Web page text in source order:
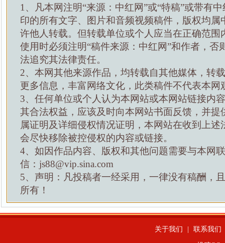
1、凡本网注明“来源：中红网”或“特稿”或带有
印的所有文字、图片和音频视频稿件，版权均属
许他人转载。但转载单位或个人应当在正确范围
使用时必须注明“稿件来源：中红网”和作者，否
法追究其法律责任。
2、本网其他来源作品，均转载自其他媒体，转
更多信息，丰富网络文化，此类稿件不代表本网
3、任何单位或个人认为本网站或本网站链接内
其合法权益，应该及时向本网站书面反馈，并提
属证明及详细侵权情况证明，本网站在收到上述
会尽快移除被控侵权的内容或链接。
4、如因作品内容、版权和其他问题需要与本网
信：js88@vip.sina.com
5、声明：凡投稿者一经采用，一律没有稿酬，
所有！
关于我们 联系我们